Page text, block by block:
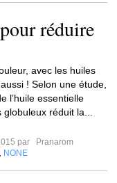
réduire
avec les huiles
! Selon une étude,
l’huile essentielle
globuleux réduit la...
par
Pranarom
NONE